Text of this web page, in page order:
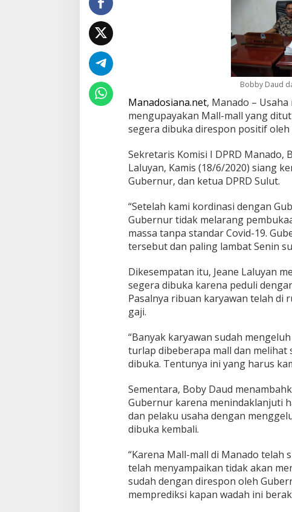
a
D
i
e
s
p
o
G
u
b
e
r
u
r
Bobby Daud
Manadosiana.net, Manado –
mengupayakan Mall-mall yang
segera dibuka direspon positif
Sekretaris Komisi I DPRD Manado,
Laluyan, Kamis (18/6/2020) siang
Gubernur, dan ketua DPRD Sulut.
“Setelah kami kordinasi dengan
Gubernur tidak melarang
massa tanpa standar Covid-19.
tersebut dan paling lambat Senin
Dikesempatan itu, Jeane Laluyan
segera dibuka karena peduli
Pasalnya ribuan karyawan telah di
gaji.
“Banyak karyawan sudah
turlap dibeberapa mall dan melihat
dibuka. Tentunya ini yang harus
Sementara, Boby Daud
Gubernur karena menindaklanjuti
dan pelaku usaha dengan
dibuka kembali.
“Karena Mall-mall di Manado telah
telah menyampaikan tidak akan
sudah dengan direspon oleh
memprediksi kapan wadah ini